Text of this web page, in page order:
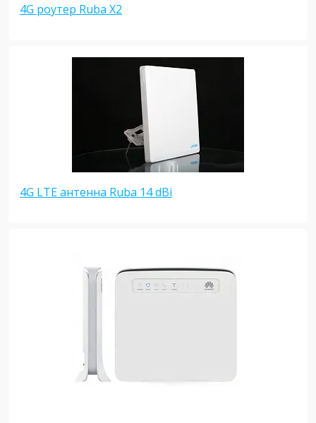
4G роутер Ruba X2
4G LTE антенна Ruba 14 dBi